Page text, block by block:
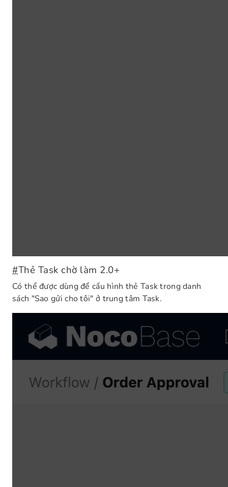
#Thẻ Task chờ làm 2.0+
Có thể được dùng để cấu hình thẻ Task trong danh
sách "Sao gửi cho tôi" ở trung tâm Task.